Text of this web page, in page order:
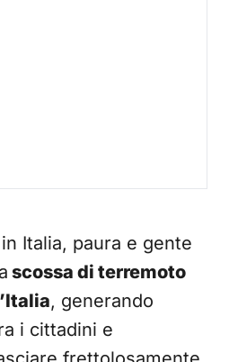
Italia, paura e gente
scossa di terremoto
, generando
i cittadini e